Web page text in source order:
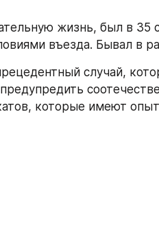
жизнь, был в 35
въезда. Бывал в
случай,
которые имеют